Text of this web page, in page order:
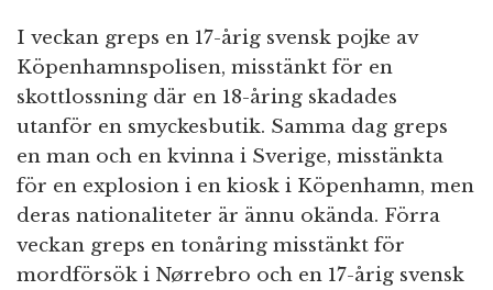
I veckan greps en 17-årig svensk pojke av
Köpenhamnspolisen, misstänkt för en
skottlossning där en 18-åring skadades
utanför en smyckesbutik. Samma dag greps
en man och en kvinna i Sverige, misstänkta
för en explosion i en kiosk i Köpenhamn, men
deras nationaliteter är ännu okända. Förra
veckan greps en tonåring misstänkt för
mordförsök i Nørrebro och en 17-årig svensk